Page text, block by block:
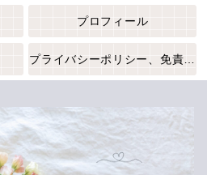
プロフィール